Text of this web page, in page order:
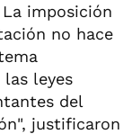
La imposición
no hace
leyes
del
justificaron